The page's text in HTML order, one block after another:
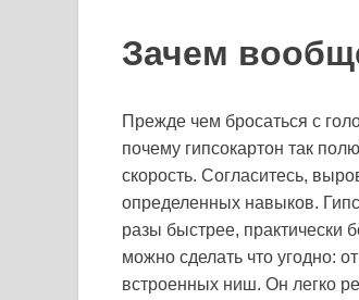
Зачем
Прежде чем бросаться с
почему гипсокартон так
скорость. Согласитесь,
определенных навыков.
разы быстрее, практически
можно сделать что угодно:
встроенных ниш. Он легко